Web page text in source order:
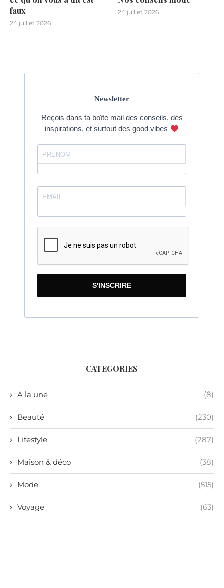
faux
24 juillet 2026
24 juillet 2026
Newsletter
Reçois dans ta boîte mail des conseils, des
inspirations, et surtout des good vibes
S'INSCRIRE
CATEGORIES
A la une (8)
Beauté (230)
Lifestyle (287)
Maison & déco (38)
Mode (515)
Voyage (63)